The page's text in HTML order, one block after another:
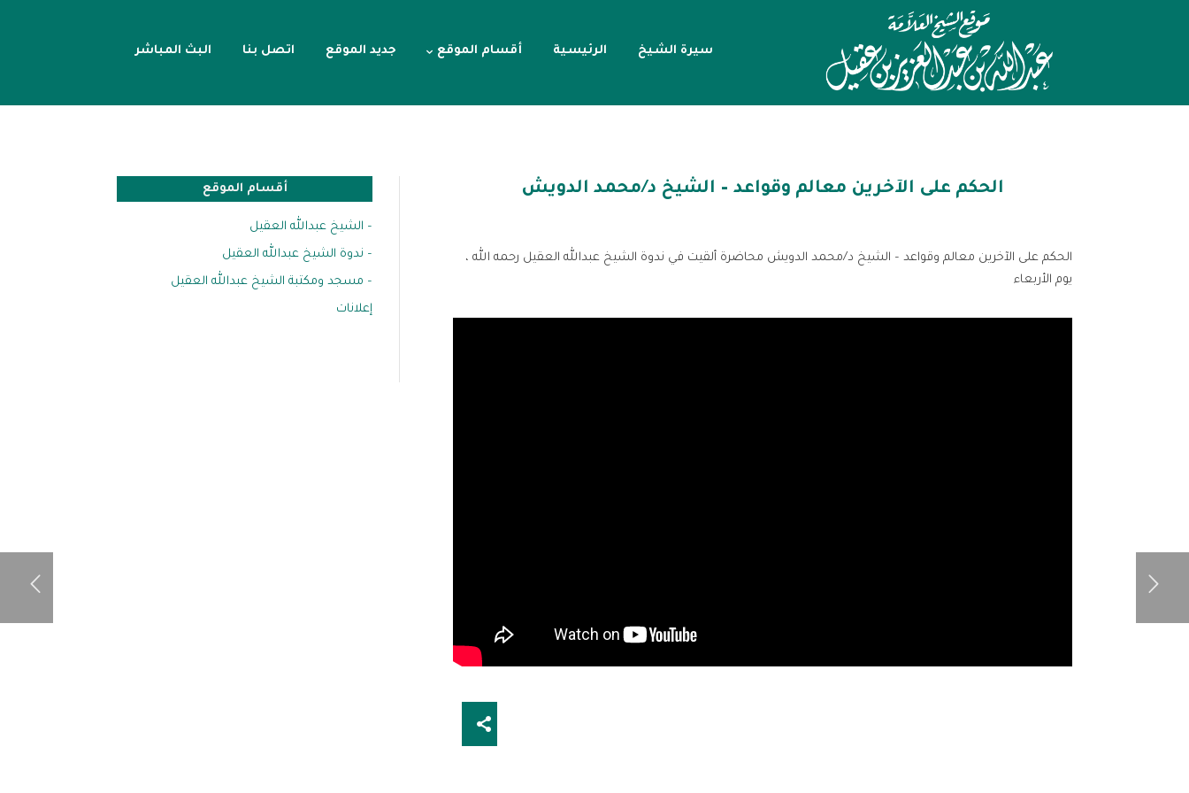
سيرة الشيخ الرئيسية أقسام الموقع جديد الموقع اتصل بنا البث المباشر
الحكم على الآخرين معالم وقواعد – الشيخ د/محمد الدويش
الحكم على الآخرين معالم وقواعد – الشيخ د/محمد الدويش محاضرة ألقيت في ندوة الشيخ عبدالله العقيل رحمه الله ،
يوم الأربعاء
أقسام الموقع
– الشيخ عبدالله العقيل
– ندوة الشيخ عبدالله العقيل
– مسجد ومكتبة الشيخ عبدالله العقيل
إعلانات